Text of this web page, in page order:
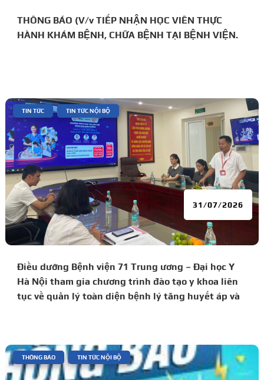
THÔNG BÁO (V/v TIẾP NHẬN HỌC VIÊN THỰC
HÀNH KHÁM BỆNH, CHỮA BỆNH TẠI BỆNH VIỆN.
Điều dưỡng Bệnh viện 71 Trung ương – Đại học Y
Hà Nội tham gia chương trình đào tạo y khoa liên
tục về quản lý toàn diện bệnh lý tăng huyết áp và
31/07/2026
TIN TỨC TIN TỨC NỘI BỘ
THÔNG BÁO TIN TỨC NỘI BỘ